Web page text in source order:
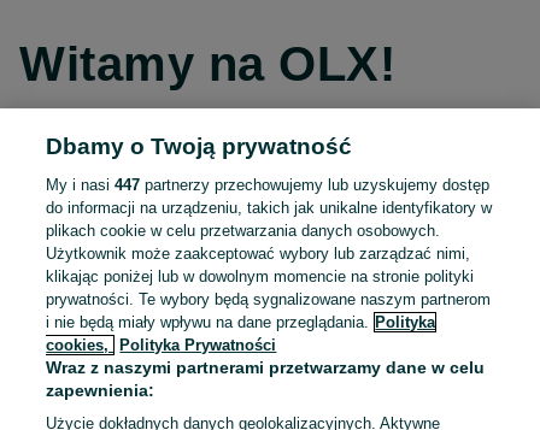
Witamy na OLX!
Kontynuuj przez Facebooka
Kontynuuj przez konto Apple
Kontynuuj przez konto Google
LUB
Dbamy o Twoją prywatność
My i nasi447 partnerzy przechowujemy lub uzyskujemy dostęp
do informacji na urządzeniu, takich jak unikalne identyfikatory w
plikach cookie w celu przetwarzania danych osobowych.
Użytkownik może zaakceptować wybory lub zarządzać nimi,
klikając poniżej lub w dowolnym momencie na stronie polityki
prywatności. Te wybory będą sygnalizowane naszym partnerom
i nie będą miały wpływu na dane przeglądania.
Polityka
cookies,
Polityka Prywatności
Wraz z naszymi partnerami przetwarzamy dane w celu
zapewnienia:
Użycie dokładnych danych geolokalizacyjnych. Aktywne